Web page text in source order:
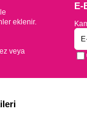
eklenir.
veya
E-